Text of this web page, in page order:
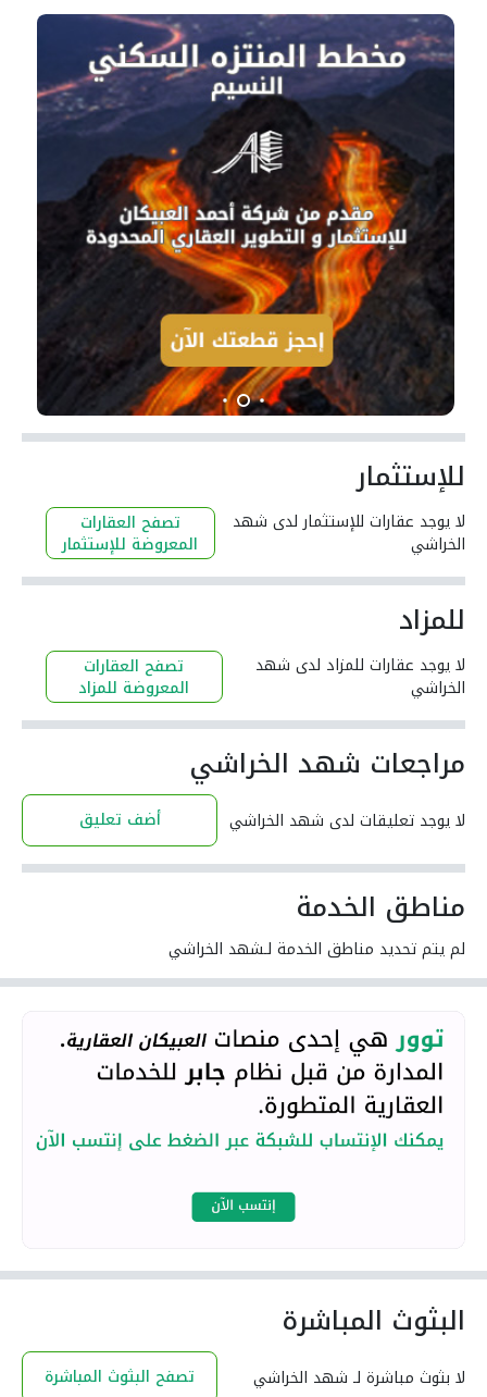
للإستثمار
لا يوجد عقارات للإستثمار لدى شهد
الخراشي
تصفح العقارات
المعروضة للإستثمار
للمزاد
لا يوجد عقارات للمزاد لدى شهد
الخراشي
تصفح العقارات
المعروضة للمزاد
مراجعات شهد الخراشي
لا يوجد تعليقات لدى شهد الخراشي أضف تعليق
مناطق الخدمة
لم يتم تحديد مناطق الخدمة لـشهد الخراشي
البثوث المباشرة
لا بثوث مباشرة لـ شهد الخراشي تصفح البثوث المباشرة